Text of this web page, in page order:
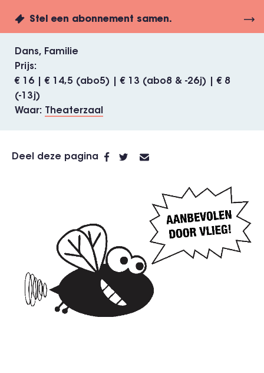
Stel een abonnement samen.
Dans
Familie
Prijs
€ 16 | € 14,5 (abo5) | € 13 (abo8 & -26j) | € 8
(-13j)
Waar
Theaterzaal
Deel deze pagina